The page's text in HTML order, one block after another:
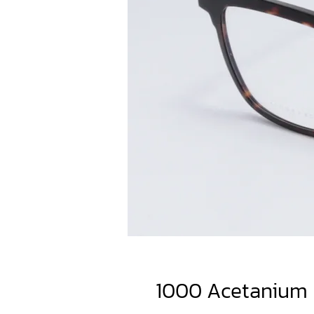
1000 Acetanium